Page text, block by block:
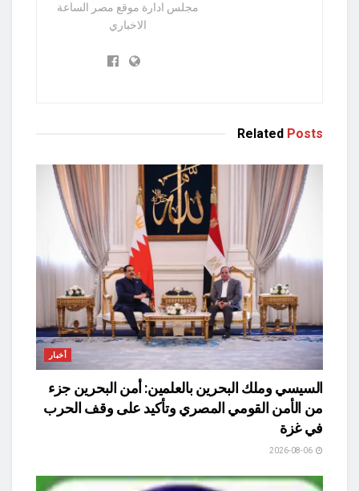
مجلس ادارة موقع مصر الساعة
الاخباري
Related Posts
أخبار
السيسي وملك البحرين بالعلمين: أمن البحرين جزء
من الأمن القومي المصري وتأكيد على وقف الحرب
في غزة